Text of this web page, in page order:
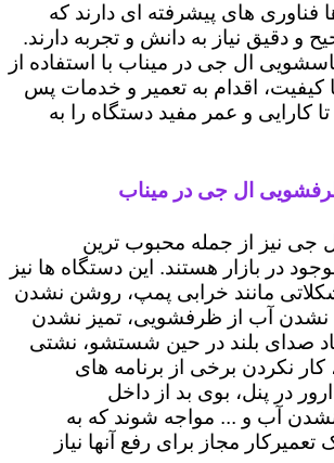
فناوری های پیشرفته ای دارند که
و دقیق نیاز به دانش و تجربه دارند.
ال جی در میناب با استفاده از
اقدام به تعمیر و خدمات پس
کارایی و عمر مفید دستگاه را به
ال جی در میناب
نیز از جمله محبوب ترین
در بازار هستند. این دستگاه ها نیز
مانند خرابی پمپ، روشن نشدن
نشدن آب از ظرفشویی، تمیز نشدن
صدای بلند در حین شستشو، نشتی
نکردن برخی از برنامه های
در پنل، بوی بد از داخل
آب و ... مواجه شوند که به
مجاز برای رفع آنها نیاز